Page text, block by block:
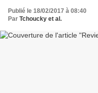
Publié le 18/02/2017 à 08:40
Par Tchoucky et al.